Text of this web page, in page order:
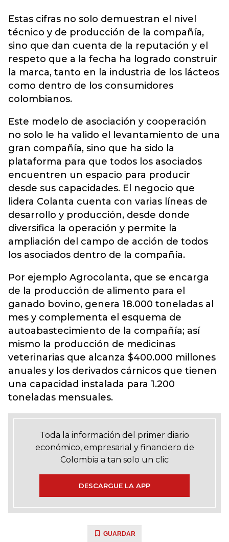
Estas cifras no solo demuestran el nivel
técnico y de producción de la compañía,
sino que dan cuenta de la reputación y el
respeto que a la fecha ha logrado construir
la marca, tanto en la industria de los lácteos
como dentro de los consumidores
colombianos.
Este modelo de asociación y cooperación
no solo le ha valido el levantamiento de una
gran compañía, sino que ha sido la
plataforma para que todos los asociados
encuentren un espacio para producir
desde sus capacidades. El negocio que
lidera Colanta cuenta con varias líneas de
desarrollo y producción, desde donde
diversifica la operación y permite la
ampliación del campo de acción de todos
los asociados dentro de la compañía.
Por ejemplo Agrocolanta, que se encarga
de la producción de alimento para el
ganado bovino, genera 18.000 toneladas al
mes y complementa el esquema de
autoabastecimiento de la compañía; así
mismo la producción de medicinas
veterinarias que alcanza $400.000 millones
anuales y los derivados cárnicos que tienen
una capacidad instalada para 1.200
toneladas mensuales.
Toda la información del primer diario
económico, empresarial y financiero de
Colombia a tan solo un clic
DESCARGUE LA APP
GUARDAR